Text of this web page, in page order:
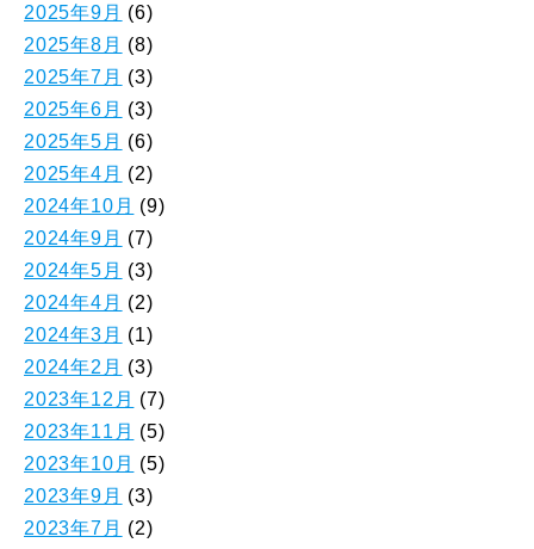
2025年9月 (6)
2025年8月 (8)
2025年7月 (3)
2025年6月 (3)
2025年5月 (6)
2025年4月 (2)
2024年10月 (9)
2024年9月 (7)
2024年5月 (3)
2024年4月 (2)
2024年3月 (1)
2024年2月 (3)
2023年12月 (7)
2023年11月 (5)
2023年10月 (5)
2023年9月 (3)
2023年7月 (2)